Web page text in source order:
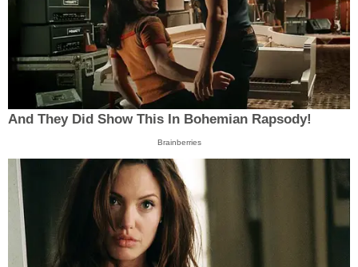
And They Did Show This In Bohemian Rapsody!
Brainberries